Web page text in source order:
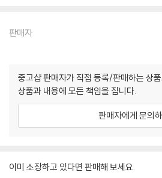
판매자
중고샵 판매자가 직접 등록/판매하는 상
상품과 내용에 모든 책임을 집니다.
판매자에게 문의
이미 소장하고 있다면 판매해 보세요.